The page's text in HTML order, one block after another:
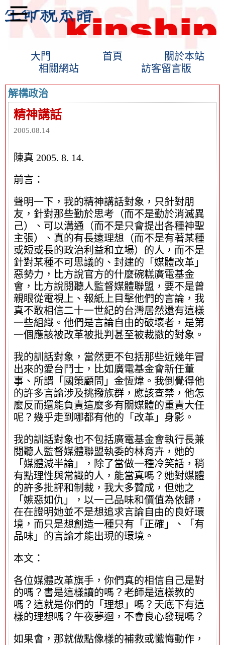
大門 首頁
關於本站
相關網站
訪客留言版
解構政治
精神講話
2005.08.14
陳真 2005. 8. 14.
前言：
聲明一下，我的精神講話對象，只針對朋
友，針對那些勤於思考（而不是勤於消滅異
己）、可以溝通（而不是只會提出各種神聖
主張）、真的有長遠理想（而不是有著某種
或短或長的政治利益和立場）的人，而不是
針對某種不可思議的、封建的「媒體改革」
惡勢力，比方說官方的什麼碗糕廣電基金
會，比方說閱聽人監督媒體聯盟，要不是曾
親眼從電視上、報紙上目擊他們的言論，我
真不敢相信二十一世紀的台灣居然還有這樣
一些組織。他們是言論自由的破壞者，是第
一個應該被改革被批判甚至被裁撤的對象。
我的訓話對象，當然更不包括那些近幾年冒
出來的愛台鬥士，比如廣電基金會新任董
事、所謂「國策顧問」金恆煒。我倒覺得他
的許多言論涉及挑撥族群，應該查禁，他怎
麼反而還能負責這麼多有關媒體的重責大任
呢？幾乎走到哪都有他的「改革」身影。
我的訓話對象也不包括廣電基金會執行長兼
閱聽人監督媒體聯盟執委的林育卉，她的
「媒體減半論」，除了當做一種冷笑話，稍
有點理性與常識的人，能當真嗎？她對媒體
的許多批評和制裁，我大多贊成，但她之
「嫉惡如仇」，以一己品味和價值為依歸，
在在證明她並不是想追求言論自由的良好環
境，而只是想創造一種只有「正確」、「有
品味」的言論才能出現的環境。
本文：
各位媒體改革旗手，你們真的相信自己是對
的嗎？書是這樣讀的嗎？老師是這樣教的
嗎？這就是你們的「理想」嗎？天底下有這
樣的理想嗎？午夜夢迴，不會良心發現嗎？
如果會，那就做點像樣的補救或懺悔動作，